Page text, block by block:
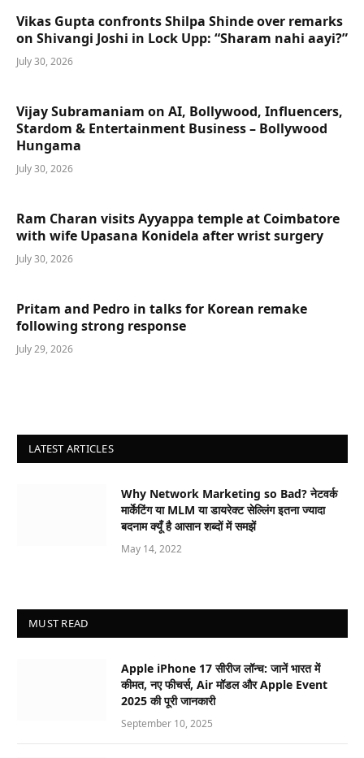
Vikas Gupta confronts Shilpa Shinde over remarks
on Shivangi Joshi in Lock Upp: “Sharam nahi aayi?”
July 30, 2026
Vijay Subramaniam on AI, Bollywood, Influencers,
Stardom & Entertainment Business – Bollywood
Hungama
July 30, 2026
Ram Charan visits Ayyappa temple at Coimbatore
with wife Upasana Konidela after wrist surgery
July 30, 2026
Pritam and Pedro in talks for Korean remake
following strong response
July 29, 2026
LATEST ARTICLES
Why Network Marketing so Bad? नेटवर्क
मार्केटिंग या MLM या डायरेक्ट सेल्लिंग इतना ज्यादा
बदनाम क्यूँ है आसान शब्दों में समझें
May 14, 2022
MUST READ
Apple iPhone 17 सीरीज लॉन्च: जानें भारत में
कीमत, नए फीचर्स, Air मॉडल और Apple Event
2025 की पूरी जानकारी
September 10, 2025